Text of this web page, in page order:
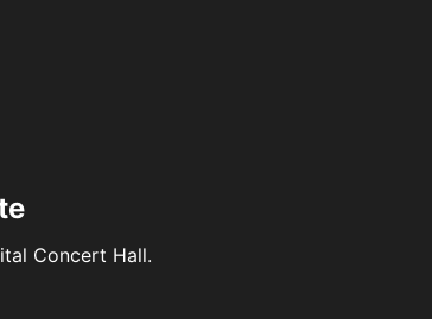
Concert Hall.